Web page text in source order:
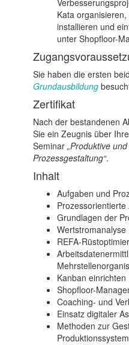
Kata
installieren und
unter Shopfloor-
Sie haben die ersten
Grundausbildung
Zertifikat
Nach der bestandenen
Sie ein Zeugnis über
Seminar „Produktive
Prozessgestaltung“.
Inhalt
Aufgaben und
Grundlagen der
Wertstromanalyse
REFA-
Kanban einrichten
Shopfloor-
Coaching- und
Einsatz digitaler
Methoden zur